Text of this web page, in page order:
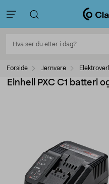
Forside Jernvare
Einhell PXC C1 batteri